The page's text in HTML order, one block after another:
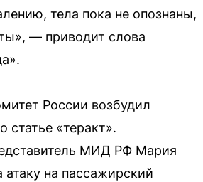
тела пока не опознаны,
— приводит слова
России возбудил
статье «теракт».
МИД РФ Мария
атаку на пассажирский